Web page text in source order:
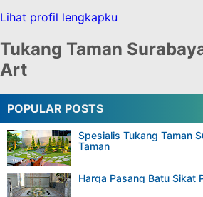
Lihat profil lengkapku
Tukang Taman
Art
POPULAR POSTS
Spesialis Tukang Taman
Taman
Harga Pasang Batu Sikat